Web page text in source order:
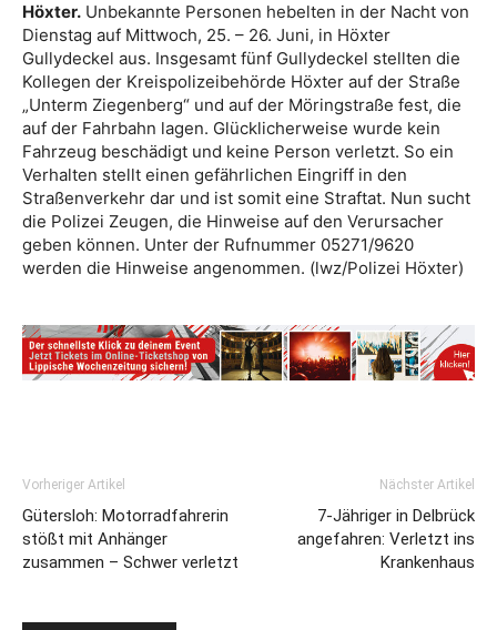
Höxter. Unbekannte Personen hebelten in der Nacht von
Dienstag auf Mittwoch, 25. – 26. Juni, in Höxter
Gullydeckel aus. Insgesamt fünf Gullydeckel stellten die
Kollegen der Kreispolizeibehörde Höxter auf der Straße
„Unterm Ziegenberg“ und auf der Möringstraße fest, die
auf der Fahrbahn lagen. Glücklicherweise wurde kein
Fahrzeug beschädigt und keine Person verletzt. So ein
Verhalten stellt einen gefährlichen Eingriff in den
Straßenverkehr dar und ist somit eine Straftat. Nun sucht
die Polizei Zeugen, die Hinweise auf den Verursacher
geben können. Unter der Rufnummer 05271/9620
werden die Hinweise angenommen. (lwz/Polizei Höxter)
Vorheriger Artikel
Gütersloh: Motorradfahrerin
stößt mit Anhänger
zusammen – Schwer verletzt
Nächster Artikel
7-Jähriger in Delbrück
angefahren: Verletzt ins
Krankenhaus